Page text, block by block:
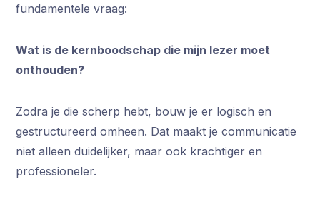
fundamentele vraag:
Wat is de kernboodschap die mijn lezer moet
onthouden?
Zodra je die scherp hebt, bouw je er logisch en
gestructureerd omheen. Dat maakt je communicatie
niet alleen duidelijker, maar ook krachtiger en
professioneler.